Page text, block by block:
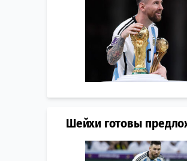
Шейхи готовы